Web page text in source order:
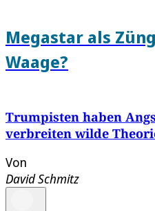
Megastar als
Waage?
Trumpisten haben
verbreiten wilde
Von
David Schmitz